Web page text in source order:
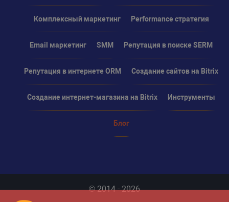
Комплексный маркетинг Performance стратегия
Email маркетинг SMM Репутация в поиске SERM
Репутация в интернете ORM Создание сайтов на Bitrix
Создание интернет-магазина на Bitrix Инструменты
Блог
© 2014 - 2026